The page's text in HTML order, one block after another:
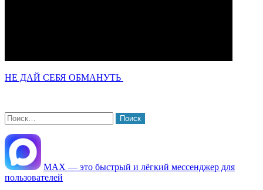
НЕ ДАЙ СЕБЯ ОБМАНУТЬ
Найти:
МАХ — это быстрый и лёгкий мессенджер для
пользователей